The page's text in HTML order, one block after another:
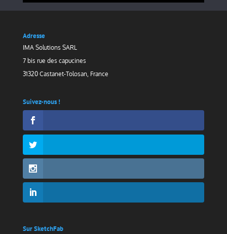
Adresse
IMA Solutions SARL
7 bis rue des capucines
31320 Castanet-Tolosan, France
Suivez-nous !
Sur SketchFab